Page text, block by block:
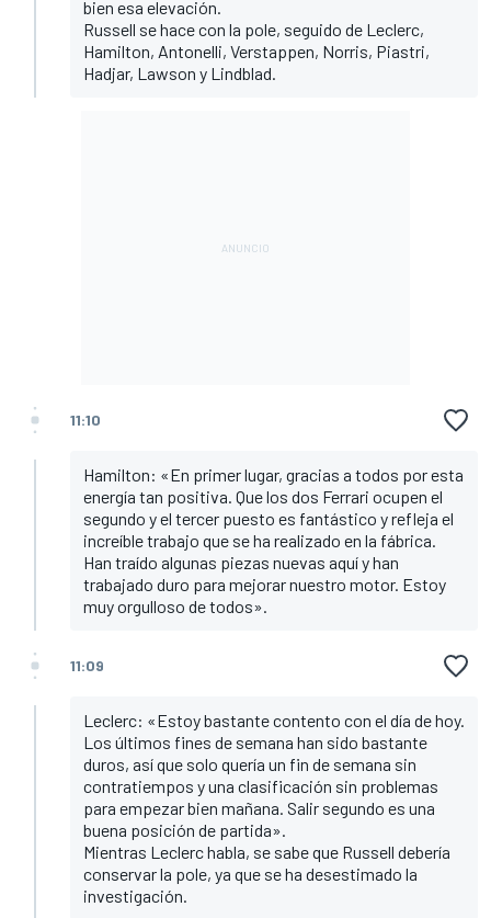
bien esa elevación.
Russell se hace con la pole, seguido de Leclerc,
Hamilton, Antonelli, Verstappen, Norris, Piastri,
Hadjar, Lawson y Lindblad.
11:10
Hamilton: «En primer lugar, gracias a todos por esta
energía tan positiva. Que los dos Ferrari ocupen el
segundo y el tercer puesto es fantástico y refleja el
increíble trabajo que se ha realizado en la fábrica.
Han traído algunas piezas nuevas aquí y han
trabajado duro para mejorar nuestro motor. Estoy
muy orgulloso de todos».
11:09
Leclerc: «Estoy bastante contento con el día de hoy.
Los últimos fines de semana han sido bastante
duros, así que solo quería un fin de semana sin
contratiempos y una clasificación sin problemas
para empezar bien mañana. Salir segundo es una
buena posición de partida».
Mientras Leclerc habla, se sabe que Russell debería
conservar la pole, ya que se ha desestimado la
investigación.